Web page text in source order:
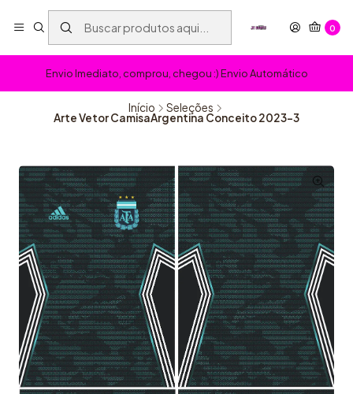
0
Envio Imediato, comprou, chegou :) Envio Automático
Início Seleções
Arte Vetor CamisaArgentina Conceito 2023-3